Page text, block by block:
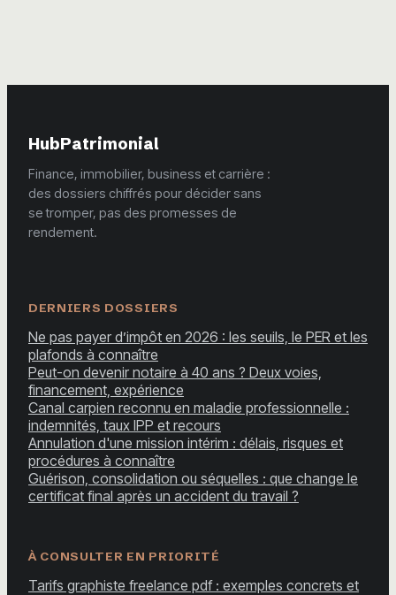
HubPatrimonial
Finance, immobilier, business et carrière :
des dossiers chiffrés pour décider sans
se tromper, pas des promesses de
rendement.
DERNIERS DOSSIERS
Ne pas payer d’impôt en 2026 : les seuils, le PER et les
plafonds à connaître
Peut-on devenir notaire à 40 ans ? Deux voies,
financement, expérience
Canal carpien reconnu en maladie professionnelle :
indemnités, taux IPP et recours
Annulation d'une mission intérim : délais, risques et
procédures à connaître
Guérison, consolidation ou séquelles : que change le
certificat final après un accident du travail ?
À CONSULTER EN PRIORITÉ
Tarifs graphiste freelance pdf : exemples concrets et